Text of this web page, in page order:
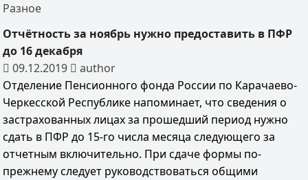
Разное
Отчётность за ноябрь нужно предоставить в ПФР
до 16 декабря
09.12.2019
author
Отделение Пенсионного фонда России по Карачаево-
Черкесской Республике напоминает, что сведения о
застрахованных лицах за прошедший период нужно
сдать в ПФР до 15-го числа месяца следующего за
отчетным включительно. При сдаче формы по-
прежнему следует руководствоваться общими